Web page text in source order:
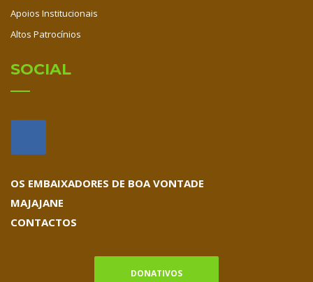
Apoios Institucionais
Altos Patrocínios
SOCIAL
OS EMBAIXADORES DE BOA VONTADE
MAJAJANE
CONTACTOS
DONATIVOS